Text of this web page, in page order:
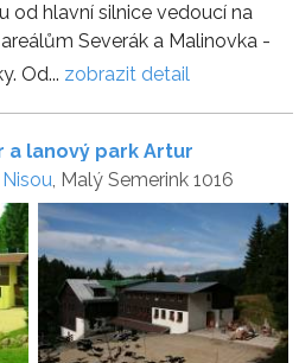
od hlavní silnice vedoucí na
Severák a Malinovka -
Od... zobrazit detail
a lanový park Artur
, Malý Semerink 1016